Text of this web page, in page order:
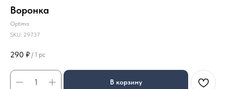
Воронка
Optima
SKU: 29737
290 ₽ / 1 pc
В корзину